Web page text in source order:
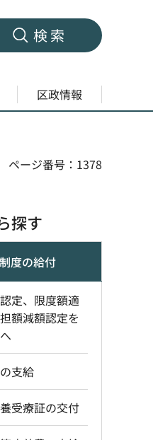
検索
区政情報
ページ番号：1378
探す
度の給付
定、限度額適
額減額認定を
支給
受療証の交付